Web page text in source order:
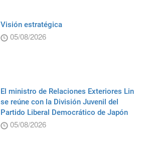
Visión estratégica
05/08/2026
El ministro de Relaciones Exteriores Lin
se reúne con la División Juvenil del
Partido Liberal Democrático de Japón
05/08/2026